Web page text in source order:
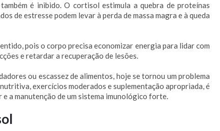
é inibido. O cortisol estimula a quebra de proteínas
de estresse podem levar à perda de massa magra e à queda
pois o corpo precisa economizar energia para lidar com
e retardar a recuperação de lesões.
ou escassez de alimentos, hoje se tornou um problema
exercícios moderados e suplementação apropriada, é
a manutenção de um sistema imunológico forte.